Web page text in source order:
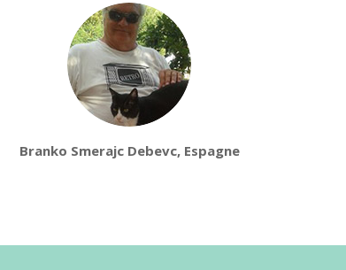
Branko Smerajc Debevc, Espagne